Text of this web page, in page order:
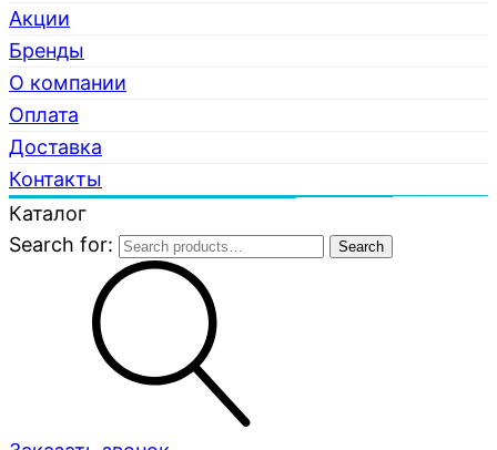
Акции
Бренды
О компании
Оплата
Доставка
Контакты
Каталог
Search for:
Search